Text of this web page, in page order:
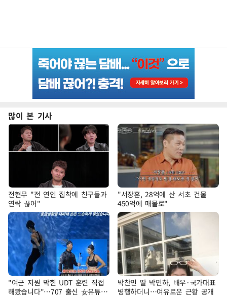
많이 본 기사
전현무 "전 연인 집착에 친구들과
연락 끊어"
"서장훈, 28억에 산 서초 건물
450억에 매물로"
"여군 지원 막힌 UDT 훈련 직접
해봤습니다"…707 출신 女유튜버
박찬민 딸 박민하, 배우·국가대표
병행하더니…여유로운 근황 공개